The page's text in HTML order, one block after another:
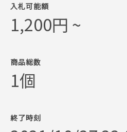
※最終落札価格からサービス利
た額の5割を作家へ還元し、2
クト』へ寄付し、3割は会場費
※入札後のオークション状況の
※落札確定後、指定の期間内に
入札可能額
1,200円 ~
商品総数
1個
終了時刻